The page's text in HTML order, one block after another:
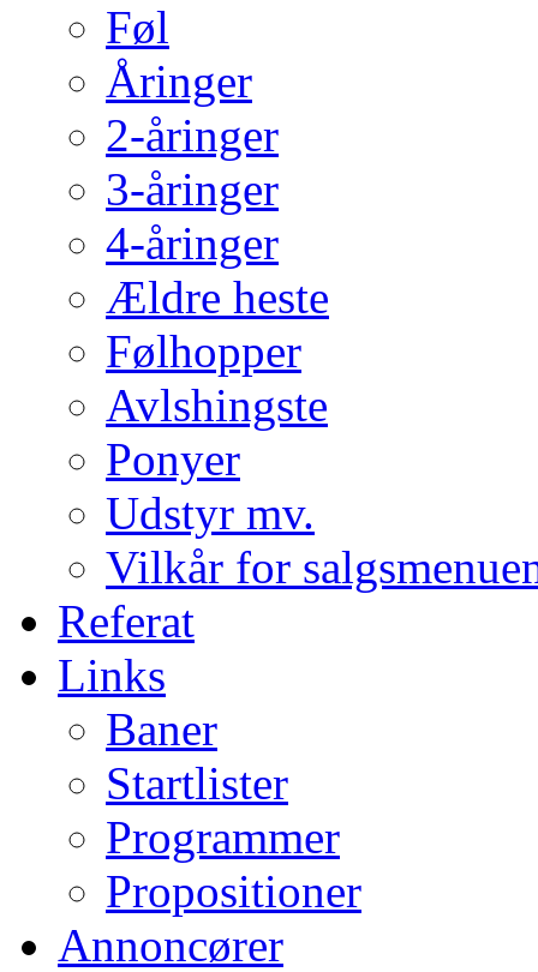
Føl
Åringer
2-åringer
3-åringer
4-åringer
Ældre heste
Følhopper
Avlshingste
Ponyer
Udstyr mv.
Vilkår for
Referat
Links
Baner
Startlister
Programmer
Propositioner
Annoncører